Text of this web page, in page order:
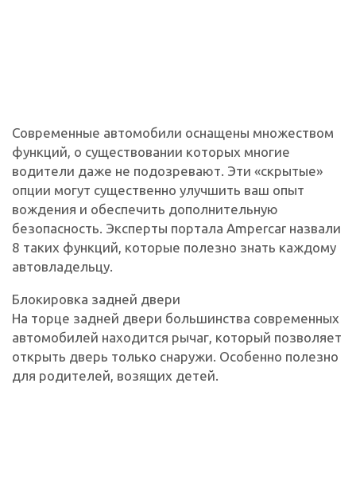
Современные автомобили оснащены множеством
функций, о существовании которых многие
водители даже не подозревают. Эти «скрытые»
опции могут существенно улучшить ваш опыт
вождения и обеспечить дополнительную
безопасность. Эксперты портала Ampercar назвали
8 таких функций, которые полезно знать каждому
автовладельцу.
Блокировка задней двери
На торце задней двери большинства современных
автомобилей находится рычаг, который позволяет
открыть дверь только снаружи. Особенно полезно
для родителей, возящих детей.